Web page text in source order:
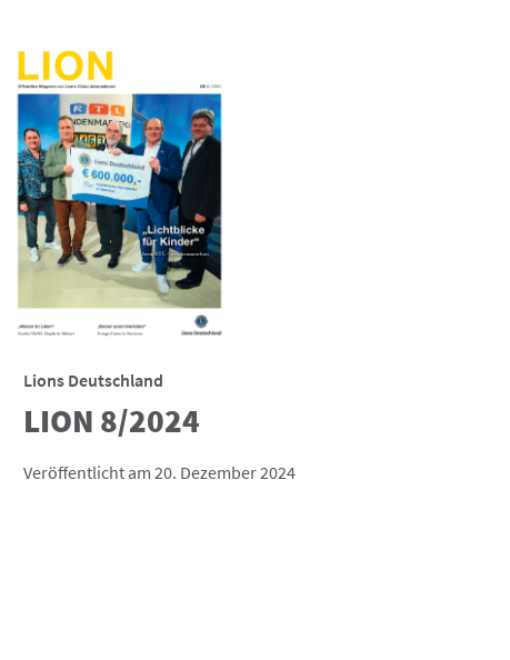
Lions Deutschland
LION 8/2024
Veröffentlicht am 20. Dezember 2024